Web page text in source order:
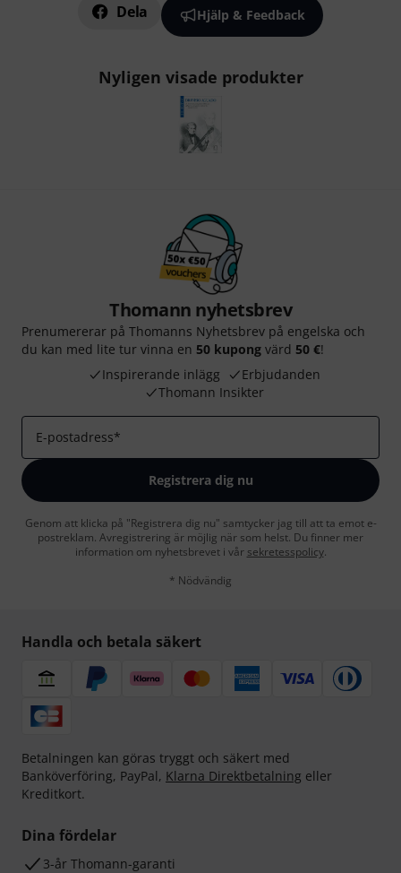
Dela Hjälp & Feedback
Nyligen visade produkter
Thomann nyhetsbrev
Prenumererar på Thomanns Nyhetsbrev på engelska och
du kan med lite tur vinna en 50 kupong värd 50 €!
Inspirerande inlägg
Erbjudanden
Thomann Insikter
E-postadress*
Registrera dig nu
Genom att klicka på "Registrera dig nu" samtycker jag till att ta emot e-
postreklam. Avregistrering är möjlig när som helst. Du finner mer
information om nyhetsbrevet i vår sekretesspolicy.
* Nödvändig
Handla och betala säkert
Betalningen kan göras tryggt och säkert med
Banköverföring, PayPal, Klarna Direktbetalning eller
Kreditkort.
Dina fördelar
3-år Thomann-garanti